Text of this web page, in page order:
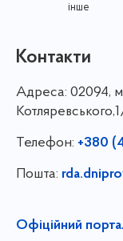
інше
Контакти
Адреса: 02094,
Телефон: +380
Пошта:
Офіційний